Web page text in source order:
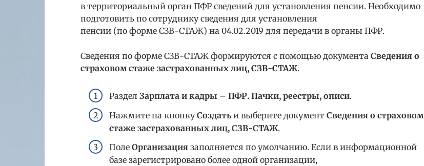
в территориальный орган ПФР сведений для установления пенсии. Необходимо
подготовить по сотруднику сведения для установления
пенсии (по форме СЗВ-СТАЖ) на 04.02.2019 для передачи в органы ПФР.
Сведения по форме СЗВ-СТАЖ формируются с помощью документа Сведения о
страховом стаже застрахованных лиц, СЗВ-СТАЖ.
Раздел Зарплата и кадры – ПФР. Пачки, реестры, описи.
Нажмите на кнопкуСоздать и выберите документ Сведения о страховом
стаже застрахованных лиц, СЗВ-СТАЖ.
Поле Организация заполняется по умолчанию. Если в информационной
базе зарегистрировано более одной организации,